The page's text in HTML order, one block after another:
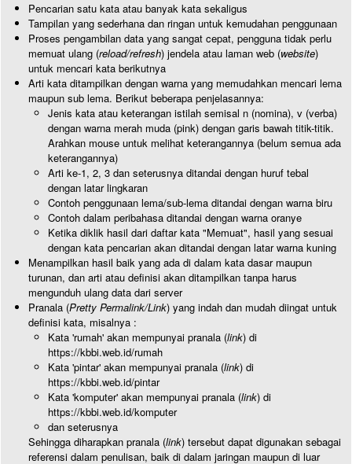
Pencarian satu kata atau banyak kata sekaligus
Tampilan yang sederhana dan ringan untuk kemudahan penggunaan
Proses pengambilan data yang sangat cepat, pengguna tidak perlu
memuat ulang (reload/refresh) jendela atau laman web (website)
untuk mencari kata berikutnya
Arti kata ditampilkan dengan warna yang memudahkan mencari lema
maupun sub lema. Berikut beberapa penjelasannya:
Jenis kata atau keterangan istilah semisal n (nomina), v (verba)
dengan warna merah muda (pink) dengan garis bawah titik-titik.
Arahkan mouse untuk melihat keterangannya (belum semua ada
keterangannya)
Arti ke-1, 2, 3 dan seterusnya ditandai dengan huruf tebal
dengan latar lingkaran
Contoh penggunaan lema/sub-lema ditandai dengan warna biru
Contoh dalam peribahasa ditandai dengan warna oranye
Ketika diklik hasil dari daftar kata "Memuat", hasil yang sesuai
dengan kata pencarian akan ditandai dengan latar warna kuning
Menampilkan hasil baik yang ada di dalam kata dasar maupun
turunan, dan arti atau definisi akan ditampilkan tanpa harus
mengunduh ulang data dari server
Pranala (Pretty Permalink/Link) yang indah dan mudah diingat untuk
definisi kata, misalnya :
Kata 'rumah' akan mempunyai pranala (link) di
https://kbbi.web.id/rumah
Kata 'pintar' akan mempunyai pranala (link) di
https://kbbi.web.id/pintar
Kata 'komputer' akan mempunyai pranala (link) di
https://kbbi.web.id/komputer
dan seterusnya
Sehingga diharapkan pranala (link) tersebut dapat digunakan sebagai
referensi dalam penulisan, baik di dalam jaringan maupun di luar